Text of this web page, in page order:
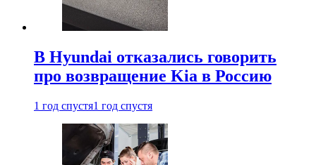
В Hyundai отказались говорить
про возвращение Kia в Россию
1 год спустя1 год спустя